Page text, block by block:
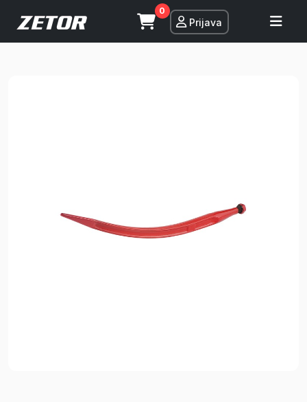
0
Prijava